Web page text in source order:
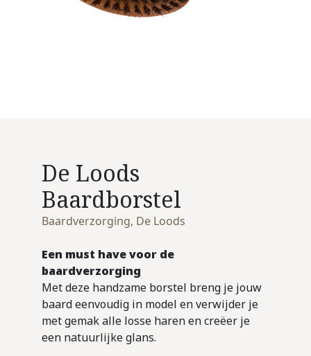
De Loods
Baardborstel
Baardverzorging, De Loods
Een must have voor de
baardverzorging
Met deze handzame borstel breng je jouw
baard eenvoudig in model en verwijder je
met gemak alle losse haren en creëer je
een natuurlijke glans.